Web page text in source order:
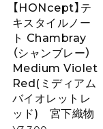
【HONcept】テ
キスタイルノー
ト Chambray
（シャンブレー）
Medium Violet
Red(ミディアム
バイオレットレ
ッド) 宮下織物